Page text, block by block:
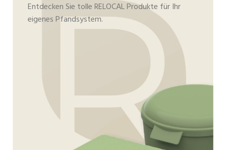
Entdecken Sie tolle RELOCAL Produkte für Ihr
eigenes Pfandsystem.